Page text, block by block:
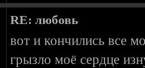
RE: любовь
вот и кончились все
грызло моё сердце